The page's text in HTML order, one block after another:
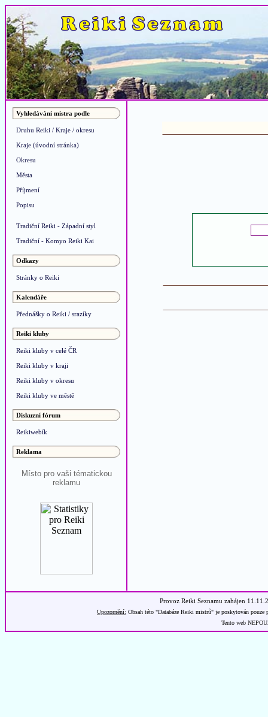
Vyhledávání mistra podle
Druhu Reiki / Kraje / okresu
Kraje (úvodní stránka)
Okresu
Města
Příjmení
Popisu
Tradiční Reiki - Západní styl
Tradiční - Komyo Reiki Kai
Odkazy
Stránky o Reiki
Kalendáře
Přednášky o Reiki / srazíky
Reiki kluby
Reiki kluby v celé ČR
Reiki kluby v kraji
Reiki kluby v okresu
Reiki kluby ve městě
Diskuzní fórum
Reikiwebík
Reklama
Místo pro vaši tématickou
reklamu
Provoz Reiki Seznamu zahájen
Upozornění: Obsah této "Databáze Reiki mistrů" je poskytován
Tento web